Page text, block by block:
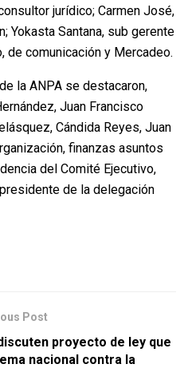
jurídico; Carmen José,
Yokasta Santana, sub gerente
de comunicación y Mercadeo.
la ANPA se destacaron,
Juan Francisco
Cándida Reyes, Juan
finanzas asuntos
del Comité Ejecutivo,
de la delegación
Post
proyecto de ley que
nacional contra la